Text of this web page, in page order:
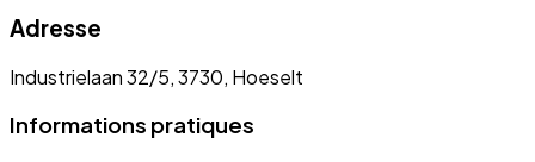
Adresse
Industrielaan 32/5, 3730, Hoeselt
Informations pratiques